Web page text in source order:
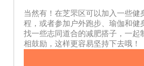
当然有！在芝罘区可以加入一些健
程，或者参加户外跑步、瑜伽和健
找一些志同道合的减肥搭子，一起
相鼓励，这样更容易坚持下去哦！